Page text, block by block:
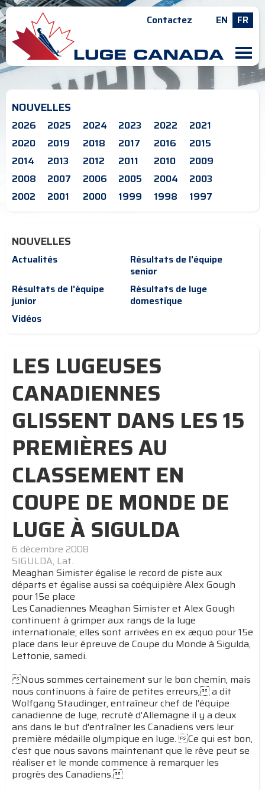
Contactez EN FR
M
NOUVELLES
2026 2025 2024 2023 2022
2021
2020
2019 2018 2017 2016
2015
2014
2013 2012 2011 2010
2009
2008
2007 2006 2005 2004
2003
2002
2001 2000 1999 1998 1997
NOUVELLES
Actualités
Résultats de l'équipe
senior
Résultats de l'équipe
junior
Résultats de luge
domestique
Vidéos
LES LUGEUSES
CANADIENNES
GLISSENT DANS LES 15
PREMIÈRES AU
CLASSEMENT EN
COUPE DE MONDE DE
LUGE À SIGULDA
6 décembre 2008
SIGULDA, Lat.
Meaghan Simister égalise le record de piste aux
départs et égalise aussi sa coéquipière Alex Gough
pour 15e place
Les Canadiennes Meaghan Simister et Alex Gough
continuent à grimper aux rangs de la luge
internationale; elles sont arrivées en ex æquo pour 15e
place dans leur épreuve de Coupe du Monde à Sigulda,
Lettonie, samedi.
Nous sommes certainement sur le bon chemin, mais
nous continuons à faire de petites erreurs, a dit
Wolfgang Staudinger, entraîneur chef de l'équipe
canadienne de luge, recruté d'Allemagne il y a deux
ans dans le but d'entraîner les Canadiens vers leur
première médaille olympique en luge. Ce qui est bon,
c'est que nous savons maintenant que le rêve peut se
réaliser et le monde commence à remarquer les
progrès des Canadiens.